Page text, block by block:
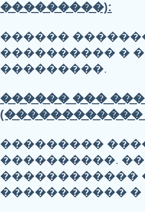
���������):
������
���������� �
���������.
������ ���
���������
����������.
������������
����������� �